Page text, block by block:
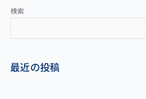
ら
手
つ
る？
検索
最近の投稿